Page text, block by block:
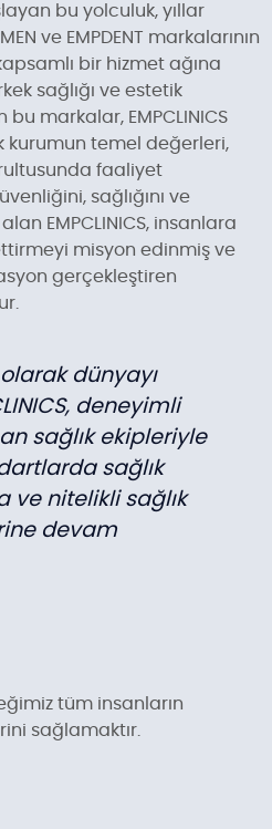
bu yolculuk, yıllar
ve EMPDENT markalarının
bir hizmet ağına
sağlığı ve estetik
markalar, EMPCLINICS
kurumun temel değerleri,
faaliyet
sağlığını ve
EMPCLINICS, insanlara
misyon edinmiş ve
gerçekleştiren
dünyayı
deneyimli
sağlık ekipleriyle
sağlık
ve nitelikli sağlık
devam
tüm insanların
sağlamaktır.